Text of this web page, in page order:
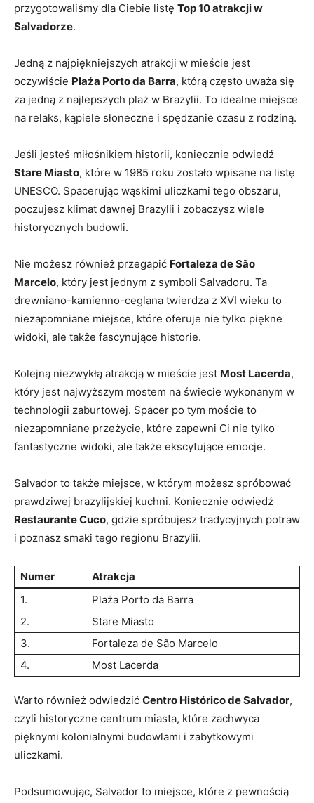
przygotowaliśmy dla Ciebie ⁤listę Top 10 atrakcji w
Salvadorze.
Jedną z najpiękniejszych atrakcji w‌ mieście jest‍
oczywiście Plaża Porto⁢ da Barra, ‍którą‌ często uważa się
za jedną z​ najlepszych plaż w Brazylii. To idealne miejsce
na relaks, kąpiele słoneczne i spędzanie czasu z rodziną.
Jeśli ⁢jesteś miłośnikiem​ historii, koniecznie odwiedź
Stare ⁢Miasto, które w 1985 roku zostało wpisane na listę
UNESCO. Spacerując⁣ wąskimi uliczkami ⁢tego obszaru,
poczujesz klimat ⁤dawnej Brazylii ⁤i zobaczysz wiele
historycznych budowli.
Nie możesz również przegapić Fortaleza de São
⁣Marcelo, który jest jednym ​z symboli‍ Salvadoru. Ta ​
drewniano-kamienno-ceglana twierdza z XVI wieku​ to‍
niezapomniane miejsce, które oferuje nie tylko piękne
widoki, ale także fascynujące historie.
Kolejną niezwykłą atrakcją w mieście ⁤jest Most Lacerda,
który jest ​najwyższym mostem na‌ świecie wykonanym w
technologii zaburtowej. Spacer po tym moście to
niezapomniane przeżycie, które zapewni Ci⁢ nie ⁢tylko
fantastyczne ‍widoki, ale także ekscytujące emocje.
Salvador to także miejsce, w którym możesz‍ spróbować
prawdziwej brazylijskiej kuchni. Koniecznie odwiedź
Restaurante Cuco, gdzie spróbujesz tradycyjnych potraw
i ⁤poznasz smaki⁤ tego regionu Brazylii.
Numer
Atrakcja
1.
Plaża Porto da​ Barra
2.
Stare Miasto
3.
Fortaleza de São Marcelo
4.
Most Lacerda
Warto również odwiedzić Centro Histórico de Salvador,
‌czyli historyczne centrum miasta,‍ które zachwyca‍
pięknymi kolonialnymi budowlami i ​zabytkowymi
uliczkami.
Podsumowując, ⁢Salvador ‌to miejsce, które z pewnością